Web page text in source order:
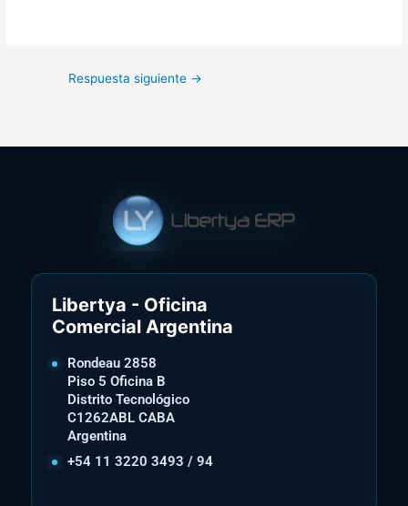
Respuesta siguiente →
Libertya - Oficina
Comercial Argentina
Rondeau 2858
Piso 5 Oficina B
Distrito Tecnológico
C1262ABL CABA
Argentina
+54 11 3220 3493 / 94